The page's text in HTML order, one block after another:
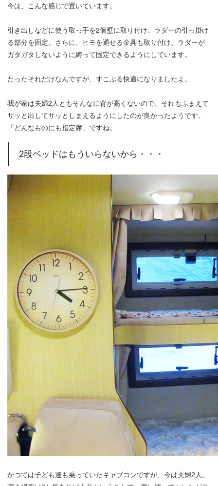
今は、こんな感じで置いています。
引き出しなどに使う取っ手を2個壁に取り付け、ラダーの引っ掛け
る部分を固定。さらに、ヒモを通せる金具も取り付け、ラダーが
ガタガタしないように縛って固定できるようにしています。
たったそれだけなんですが、すこぶる快適になりましたよ。
我が家は夫婦2人ともそんなに背が高くないので、それもふまえて
サッと出してサッとしまえるようにしたのが良かったようです。
「どんなものにも指定席」ですね。
2段ベッドはもういらないから・・・
かつては子ども達も乗っていたキャブコンですが、今は夫婦2人。